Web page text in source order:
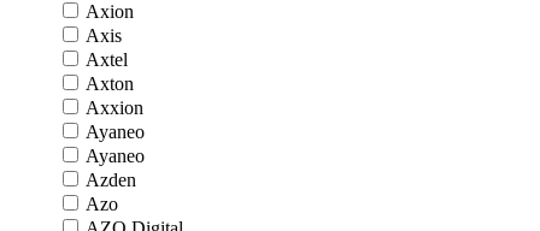
Axion
Axis
Axtel
Axton
Axxion
Ayaneo
Ayaneo
Azden
Azo